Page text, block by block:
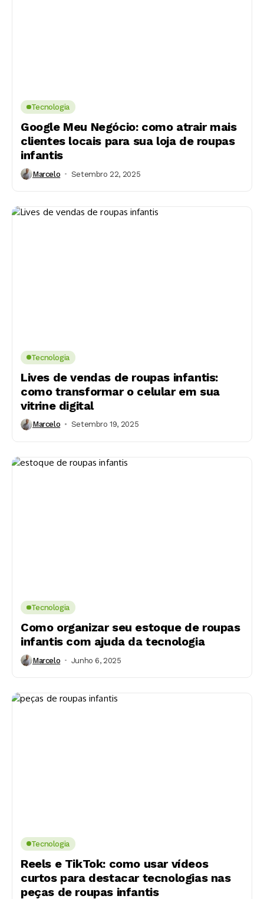
Tecnologia
Google Meu Negócio: como atrair mais
clientes locais para sua loja de roupas
infantis
Marcelo Setembro 22, 2025
Tecnologia
Lives de vendas de roupas infantis:
como transformar o celular em sua
vitrine digital
Marcelo Setembro 19, 2025
Tecnologia
Como organizar seu estoque de roupas
infantis com ajuda da tecnologia
Marcelo Junho 6, 2025
Tecnologia
Reels e TikTok: como usar vídeos
curtos para destacar tecnologias nas
peças de roupas infantis